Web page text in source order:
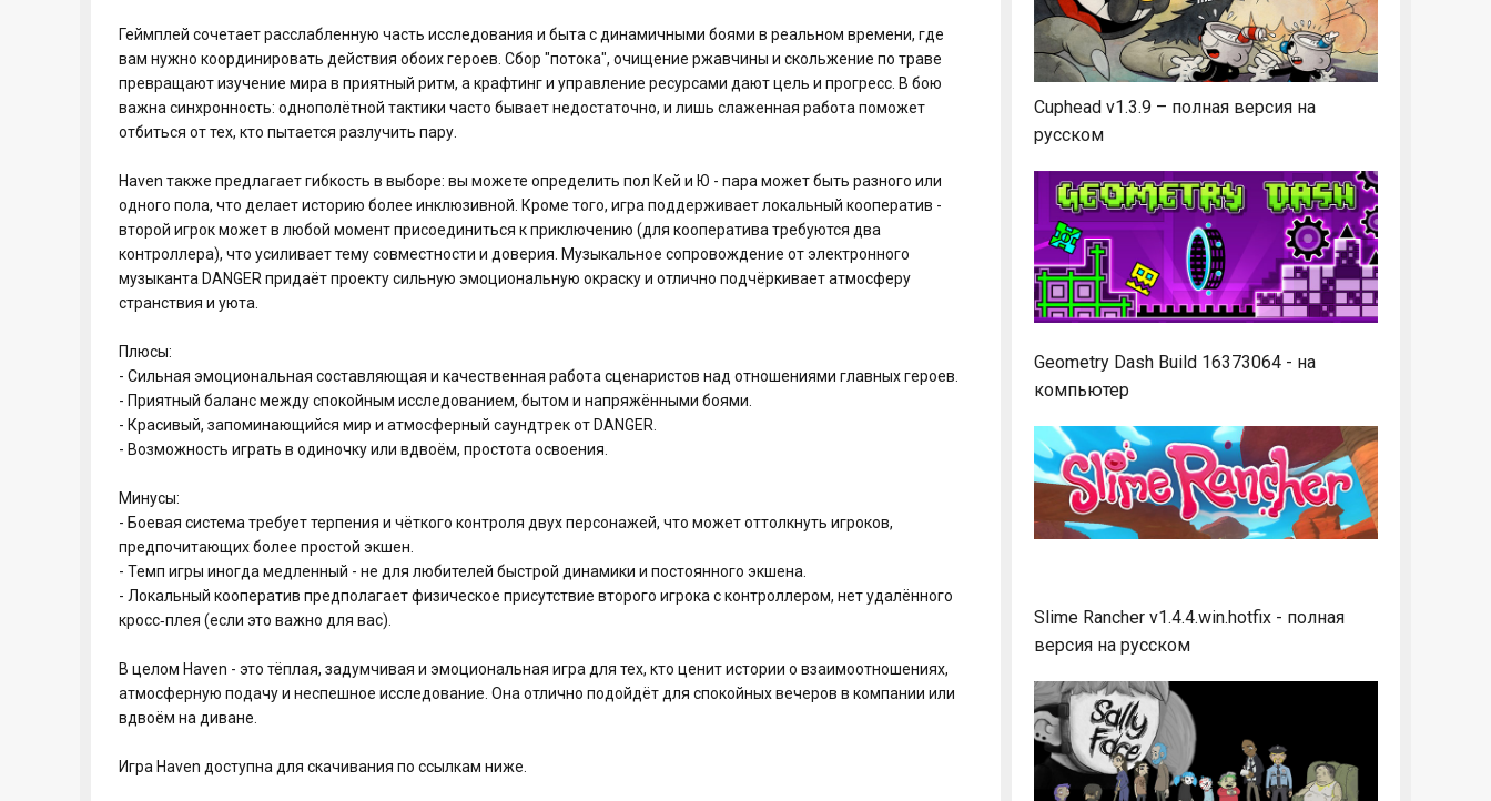
Геймплей сочетает расслабленную часть исследования и быта с динамичными боями в реальном времени, где
вам нужно координировать действия обоих героев. Сбор "потока", очищение ржавчины и скольжение по траве
превращают изучение мира в приятный ритм, а крафтинг и управление ресурсами дают цель и прогресс. В бою
важна синхронность: однополётной тактики часто бывает недостаточно, и лишь слаженная работа поможет
отбиться от тех, кто пытается разлучить пару.
Haven также предлагает гибкость в выборе: вы можете определить пол Кей и Ю - пара может быть разного или
одного пола, что делает историю более инклюзивной. Кроме того, игра поддерживает локальный кооператив -
второй игрок может в любой момент присоединиться к приключению (для кооператива требуются два
контроллера), что усиливает тему совместности и доверия. Музыкальное сопровождение от электронного
музыканта DANGER придаёт проекту сильную эмоциональную окраску и отлично подчёркивает атмосферу
странствия и уюта.
Плюсы:
- Сильная эмоциональная составляющая и качественная работа сценаристов над отношениями главных героев.
- Приятный баланс между спокойным исследованием, бытом и напряжёнными боями.
- Красивый, запоминающийся мир и атмосферный саундтрек от DANGER.
- Возможность играть в одиночку или вдвоём, простота освоения.
Минусы:
- Боевая система требует терпения и чёткого контроля двух персонажей, что может оттолкнуть игроков,
предпочитающих более простой экшен.
- Темп игры иногда медленный - не для любителей быстрой динамики и постоянного экшена.
- Локальный кооператив предполагает физическое присутствие второго игрока с контроллером, нет удалённого
кросс‑плея (если это важно для вас).
В целом Haven - это тёплая, задумчивая и эмоциональная игра для тех, кто ценит истории о взаимоотношениях,
атмосферную подачу и неспешное исследование. Она отлично подойдёт для спокойных вечеров в компании или
вдвоём на диване.
Игра Haven доступна для скачивания по ссылкам ниже.
Cuphead v1.3.9 – полная версия на
русском
Geometry Dash Build 16373064 - на
компьютер
Slime Rancher v1.4.4.win.hotfix - полная
версия на русском